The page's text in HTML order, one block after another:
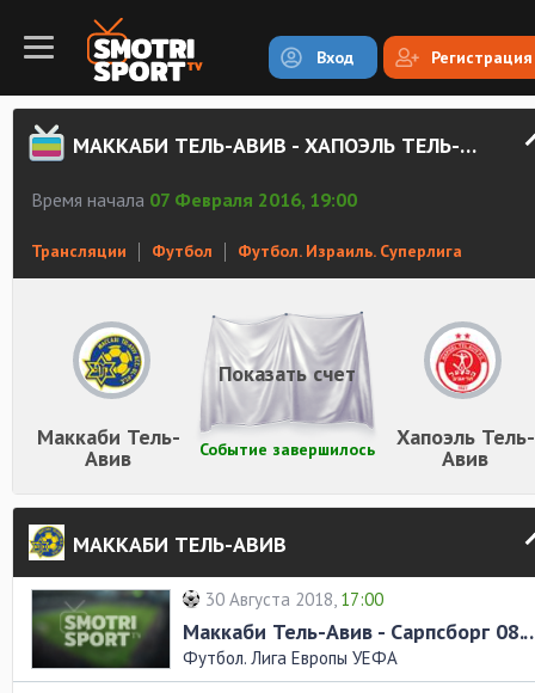
Вход Регистрация
МАККАБИ ТЕЛЬ-АВИВ - ХАПОЭЛЬ ТЕЛЬ-АВИВ СМОТРЕТЬ ОНЛАЙН
Время начала 07 Февраля 2016, 19:00
Трансляции Футбол Футбол. Израиль. Суперлига
Маккаби Тель-
Авив
Хапоэль Тель-
Авив
Событие завершилось
Показать счет
МАККАБИ ТЕЛЬ-АВИВ
30 Августа 2018, 17:00
Маккаби Тель-Авив -
Футбол. Лига Европы УЕФА